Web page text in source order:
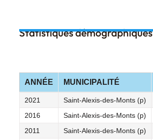
Statistiques démographiques
ANNÉE MUNICIPALITÉ
2021 Saint-Alexis-des-Monts (p)
2016
Saint-Alexis-des-Monts (p)
2011
Saint-Alexis-des-Monts (p)